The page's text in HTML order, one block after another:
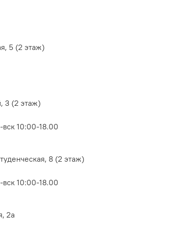
5 (2 этаж)
3 (2 этаж)
10:00-18.00
8 (2 этаж)
10:00-18.00
2а